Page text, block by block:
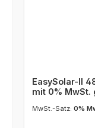
EasySolar-II
mit 0% MwSt.
MwSt.-Satz: 0%